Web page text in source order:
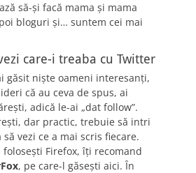
să-şi facă mama şi mama
bloguri şi… suntem cei mai
care-i treaba cu Twitter
găsit nişte oameni interesanţi,
că au ceva de spus, ai
adică le-ai „dat follow”.
dar practic, trebuie să intri
vezi ce a mai scris fiecare.
Firefox, îţi recomand
, pe care-l găseşti aici. În